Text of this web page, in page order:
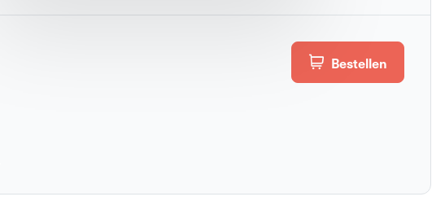
Bestellen